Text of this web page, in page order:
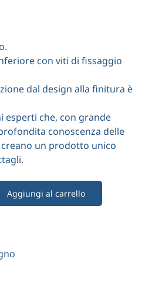
con viti di fissaggio
dal design alla finitura è
esperti che, con grande
conoscenza delle
un prodotto unico
Aggiungi al carrello